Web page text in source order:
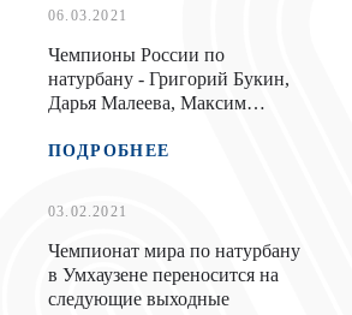
06.03.2021
Чемпионы России по
натурбану - Григорий Букин,
Дарья Малеева, Максим
ПОДРОБНЕЕ
03.02.2021
Чемпионат мира по натурбану
в Умхаузене переносится на
следующие выходные